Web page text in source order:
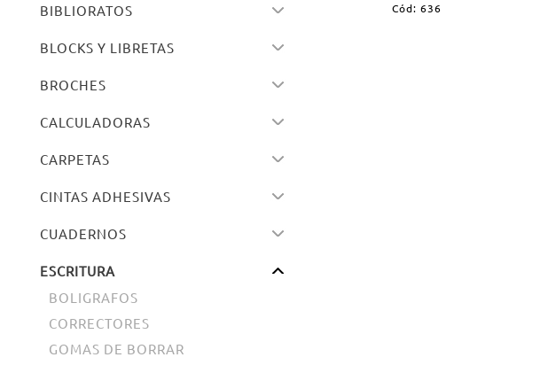
BIBLIORATOS
BLOCKS Y LIBRETAS
BROCHES
CALCULADORAS
CARPETAS
CINTAS ADHESIVAS
CUADERNOS
ESCRITURA
BOLIGRAFOS
CORRECTORES
GOMAS DE BORRAR
Cód: 636